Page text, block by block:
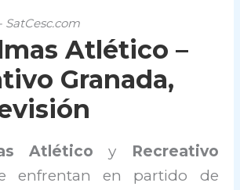
SatCesc.com
Atlético –
Granada,
Atléticoy Recreativo
enfrentan en partido de